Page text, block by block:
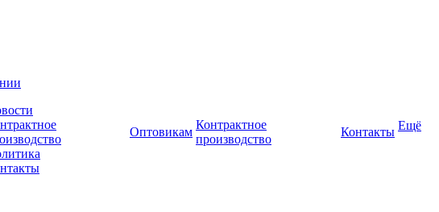
Оптовикам
Контрактное
производство
Контакты Ещё